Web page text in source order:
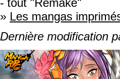
- tout "Remake"
» Les mangas
Dernière modification